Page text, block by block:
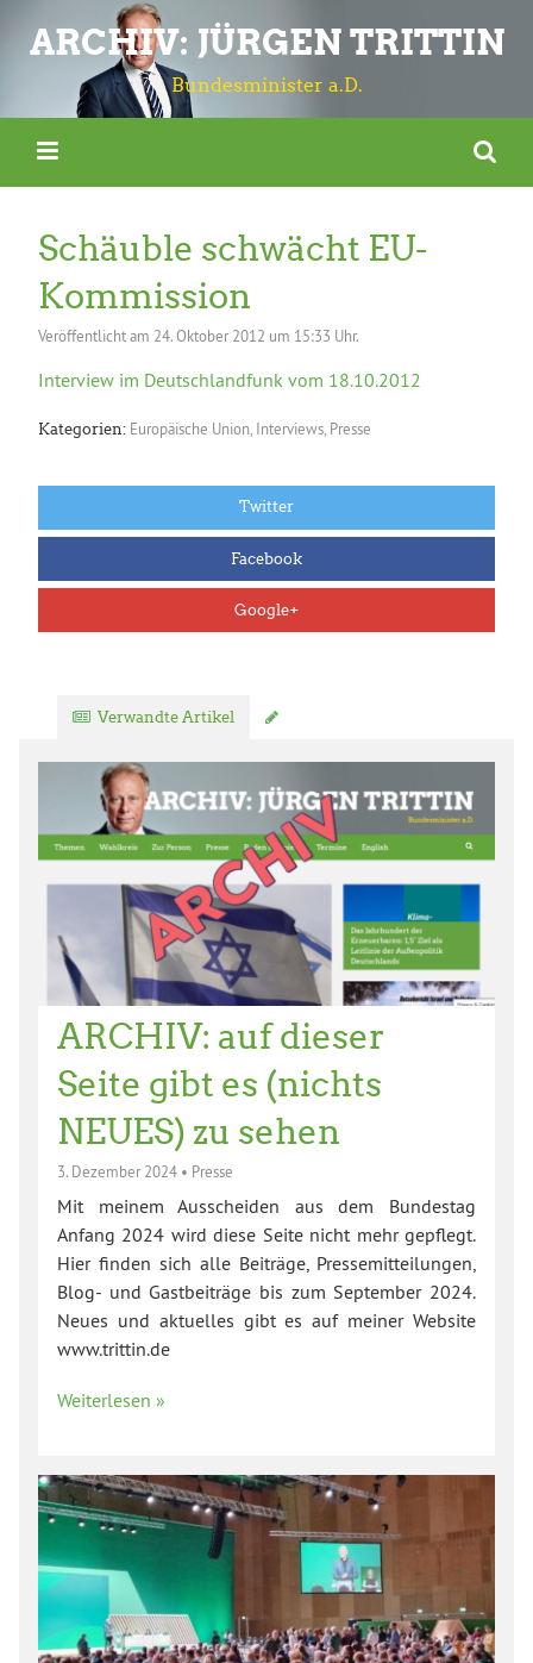
ARCHIV: JÜRGEN TRITTIN
Bundesminister a.D.
Schäuble schwächt EU-
Kommission
Veröffentlicht am 24. Oktober 2012 um 15:33 Uhr.
Interview im Deutschlandfunk vom 18.10.2012
Kategorien: Europäische Union Interviews Presse
Twitter
Facebook
Google+
Verwandte Artikel
ARCHIV: auf dieser
Seite gibt es (nichts
NEUES) zu sehen
3. Dezember 2024 • Presse
Mit meinem Ausscheiden aus dem Bundestag
Anfang 2024 wird diese Seite nicht mehr gepflegt.
Hier finden sich alle Beiträge, Pressemitteilungen,
Blog- und Gastbeiträge bis zum September 2024.
Neues und aktuelles gibt es auf meiner Website
www.trittin.de
Weiterlesen »